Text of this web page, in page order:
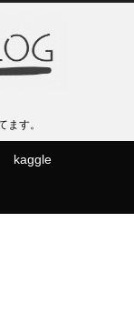
ます。
kaggle